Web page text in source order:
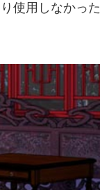
使用しなかっ